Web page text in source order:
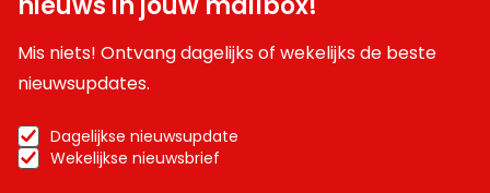
Mis niets! Ontvang dagelijks of wekelijks de beste
nieuwsupdates.
Dagelijkse nieuwsupdate
Wekelijkse nieuwsbrief